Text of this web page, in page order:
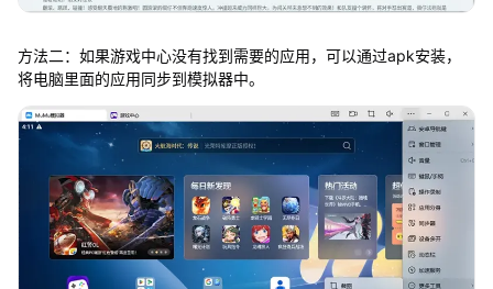
方法二：如果游戏中心没有找到需要的应用，可以通过apk安装，
将电脑里面的应用同步到模拟器中。